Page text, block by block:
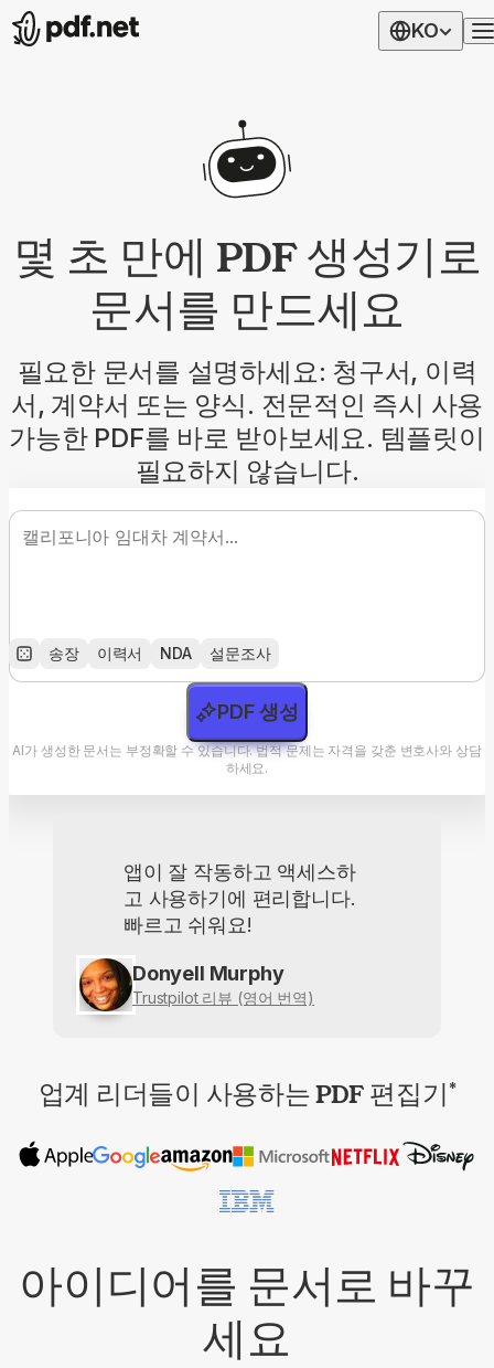
KO
몇 초 만에 PDF 생성기로
문서를 만드세요
필요한 문서를 설명하세요: 청구서, 이력
서, 계약서 또는 양식. 전문적인 즉시 사용
가능한 PDF를 바로 받아보세요. 템플릿이
필요하지 않습니다.
송장 이력서 NDA 설문조사
PDF 생성
AI가 생성한 문서는 부정확할 수 있습니다. 법적 문제는 자격을 갖춘 변호사와 상담
하세요.
앱이 잘 작동하고 액세스하
고 사용하기에 편리합니다.
빠르고 쉬워요!
Donyell Murphy
Trustpilot 리뷰 (영어 번역)
업계 리더들이 사용하는 PDF 편집기 *
아이디어를 문서로 바꾸
세요